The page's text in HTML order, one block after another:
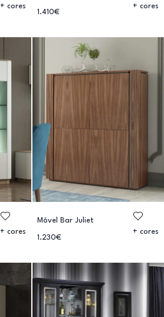
+ cores
1.410€
+ cores
+ cores
Móvel Bar Juliet
1.230€
+ cores